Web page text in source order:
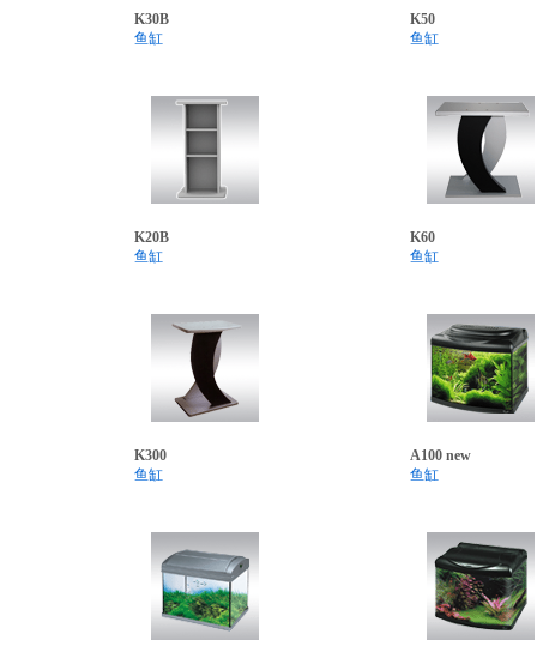
K30B
鱼缸
K50
鱼缸
K20B
鱼缸
K60
鱼缸
K300
鱼缸
A100 new
鱼缸